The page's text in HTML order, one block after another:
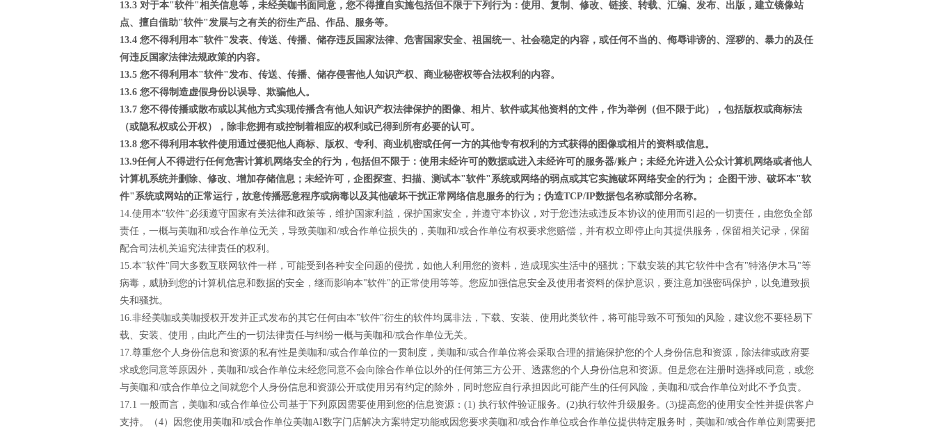
13.3 对于本"软件"相关信息等，未经美咖书面同意，您不得擅自实施包括但不限于下列行为：使用、复制、修改、链接、转载、汇编、发布、出版，建立镜像站
点、擅自借助"软件"发展与之有关的衍生产品、作品、服务等。
13.4 您不得利用本"软件"发表、传送、传播、储存违反国家法律、危害国家安全、祖国统一、社会稳定的内容，或任何不当的、侮辱诽谤的、淫秽的、暴力的及任
何违反国家法律法规政策的内容。
13.5 您不得利用本"软件"发布、传送、传播、储存侵害他人知识产权、商业秘密权等合法权利的内容。
13.6 您不得制造虚假身份以误导、欺骗他人。
13.7 您不得传播或散布或以其他方式实现传播含有他人知识产权法律保护的图像、相片、软件或其他资料的文件，作为举例（但不限于此），包括版权或商标法
（或隐私权或公开权），除非您拥有或控制着相应的权利或已得到所有必要的认可。
13.8 您不得利用本软件使用通过侵犯他人商标、版权、专利、商业机密或任何一方的其他专有权利的方式获得的图像或相片的资料或信息。
13.9任何人不得进行任何危害计算机网络安全的行为，包括但不限于：使用未经许可的数据或进入未经许可的服务器/账户；未经允许进入公众计算机网络或者他人
计算机系统并删除、修改、增加存储信息；未经许可，企图探查、扫描、测试本"软件"系统或网络的弱点或其它实施破坏网络安全的行为； 企图干涉、破坏本"软
件"系统或网站的正常运行，故意传播恶意程序或病毒以及其他破坏干扰正常网络信息服务的行为；伪造TCP/IP数据包名称或部分名称。
14.使用本"软件"必须遵守国家有关法律和政策等，维护国家利益，保护国家安全，并遵守本协议，对于您违法或违反本协议的使用而引起的一切责任，由您负全部
责任，一概与美咖和/或合作单位无关，导致美咖和/或合作单位损失的，美咖和/或合作单位有权要求您赔偿，并有权立即停止向其提供服务，保留相关记录，保留
配合司法机关追究法律责任的权利。
15.本"软件"同大多数互联网软件一样，可能受到各种安全问题的侵扰，如他人利用您的资料，造成现实生活中的骚扰；下载安装的其它软件中含有"特洛伊木马"等
病毒，威胁到您的计算机信息和数据的安全，继而影响本"软件"的正常使用等等。您应加强信息安全及使用者资料的保护意识，要注意加强密码保护，以免遭致损
失和骚扰。
16.非经美咖或美咖授权开发并正式发布的其它任何由本"软件"衍生的软件均属非法，下载、安装、使用此类软件，将可能导致不可预知的风险，建议您不要轻易下
载、安装、使用，由此产生的一切法律责任与纠纷一概与美咖和/或合作单位无关。
17.尊重您个人身份信息和资源的私有性是美咖和/或合作单位的一贯制度，美咖和/或合作单位将会采取合理的措施保护您的个人身份信息和资源，除法律或政府要
求或您同意等原因外，美咖和/或合作单位未经您同意不会向除合作单位以外的任何第三方公开、透露您的个人身份信息和资源。但是您在注册时选择或同意，或您
与美咖和/或合作单位之间就您个人身份信息和资源公开或使用另有约定的除外，同时您应自行承担因此可能产生的任何风险，美咖和/或合作单位对此不予负责。
17.1 一般而言，美咖和/或合作单位公司基于下列原因需要使用到您的信息资源：(1) 执行软件验证服务。(2)执行软件升级服务。(3)提高您的使用安全性并提供客户
支持。（4）因您使用美咖和/或合作单位美咖AI数字门店解决方案特定功能或因您要求美咖和/或合作单位或合作单位提供特定服务时，美咖和/或合作单位则需要把